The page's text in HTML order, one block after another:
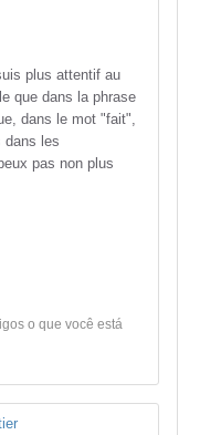
plus attentif au
que dans la phrase
dans le mot "fait",
dans les
pas non plus
o que você está